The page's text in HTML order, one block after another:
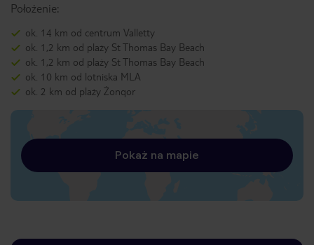
Położenie:
ok. 14 km od centrum Valletty
ok. 1,2 km od plaży St Thomas Bay Beach
ok. 1,2 km od plaży St Thomas Bay Beach
ok. 10 km od lotniska MLA
ok. 2 km od plaży Żonqor
Pokaż na mapie